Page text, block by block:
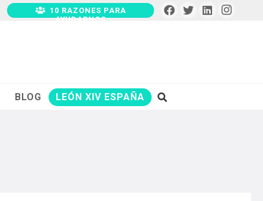
10 RAZONES PARA
AYUDARNOS
BLOG LEÓN XIV ESPAÑA